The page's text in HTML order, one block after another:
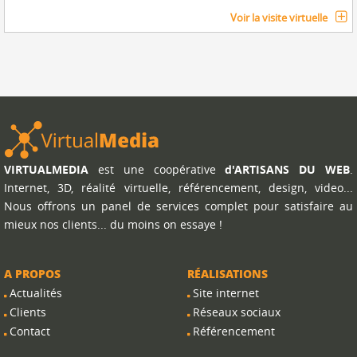
Voir la visite virtuelle
VIRTUALMEDIA est une coopératived'ARTISANS DU WEB
Internet, 3D, réalité virtuelle, référencement, design, video...
Nous offrons un panel de services complet pour satisfaire au
mieux nos clients... du moins on essaye !
A PROPOS
Actualités
Clients
Contact
RÉALISATIONS
Site internet
Réseaux sociaux
Référencement